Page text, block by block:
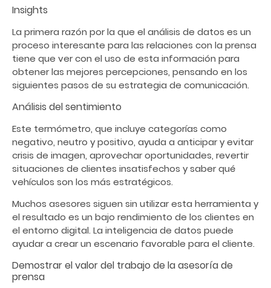
Insights
La primera razón por la que el análisis de datos es un
proceso interesante para las relaciones con la prensa
tiene que ver con el uso de esta información para
obtener las mejores percepciones, pensando en los
siguientes pasos de su estrategia de comunicación.
Análisis del sentimiento
Este termómetro, que incluye categorías como
negativo, neutro y positivo, ayuda a anticipar y evitar
crisis de imagen, aprovechar oportunidades, revertir
situaciones de clientes insatisfechos y saber qué
vehículos son los más estratégicos.
Muchos asesores siguen sin utilizar esta herramienta y
el resultado es un bajo rendimiento de los clientes en
el entorno digital. La inteligencia de datos puede
ayudar a crear un escenario favorable para el cliente.
Demostrar el valor del trabajo de la asesoría de
prensa